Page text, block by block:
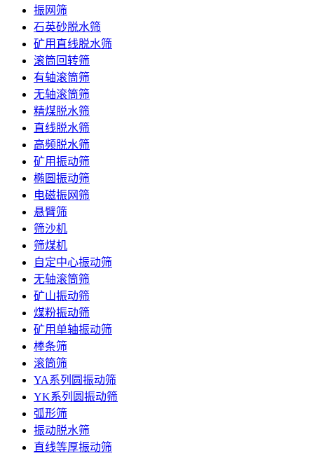
振网筛
石英砂脱水筛
矿用直线脱水筛
滚筒回转筛
有轴滚筒筛
无轴滚筒筛
精煤脱水筛
直线脱水筛
高频脱水筛
矿用振动筛
椭圆振动筛
电磁振网筛
悬臂筛
筛沙机
筛煤机
自定中心振动筛
无轴滚筒筛
矿山振动筛
煤粉振动筛
矿用单轴振动筛
棒条筛
滚筒筛
YA系列圆振动筛
YK系列圆振动筛
弧形筛
振动脱水筛
直线等厚振动筛